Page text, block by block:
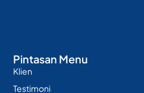
Pintasan Menu
Klien
Testimoni